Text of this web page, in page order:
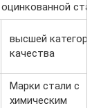
стали
высшей категории
качества
Марки стали с
химическим